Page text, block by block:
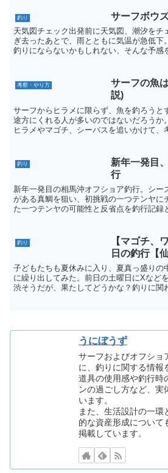
釣り サーフボウ
天気図チェック出発前に天気図、潮汐をチ
ぎ去ったあとで、雨とともに気温が急低下
釣りにならないかもしれない、そんな予感
考察・やり方
サーフの魚
説)
サーフからヒラメに限らず、魚を釣ろうと
途方にくれる人が多いのではないだろうか
ヒラメやマゴチ、シーバスを追いかけて、
釣り
新年一発目
行
新年一発目の相馬沖オフショア釣行。シー
がある真鯛を狙い、初挑戦の一つテンヤに
た一つテンヤの可能性と反省点を釣行記録
釣り
【マゴチ、
日の釣行【
子どもたちも夏休みに入り、夏真っ盛りの
に繰り出してみた。前日の土曜日にXなど
渋そうだが、果たしてどうかな？釣りに関
うにぼうず
サーフおよびオフショ
に、釣りに関する情報
道具の使用感や釣行時
ンの過ごし方など、実
います。
また、生活設計の一環
的な資産形成について
掲載しています。